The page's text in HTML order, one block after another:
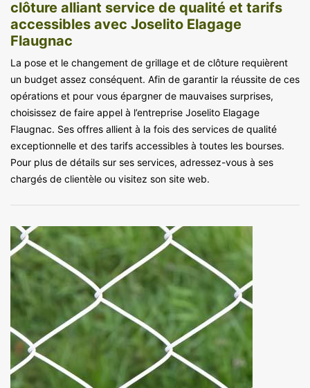
clôture alliant service de qualité et tarifs
accessibles avec Joselito Elagage
Flaugnac
La pose et le changement de grillage et de clôture requièrent
un budget assez conséquent. Afin de garantir la réussite de ces
opérations et pour vous épargner de mauvaises surprises,
choisissez de faire appel à l’entreprise Joselito Elagage
Flaugnac. Ses offres allient à la fois des services de qualité
exceptionnelle et des tarifs accessibles à toutes les bourses.
Pour plus de détails sur ses services, adressez-vous à ses
chargés de clientèle ou visitez son site web.